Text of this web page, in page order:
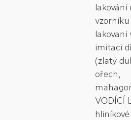
lakování
lakovaní
imitaci
(zlatý
ořech,
VODÍCÍ